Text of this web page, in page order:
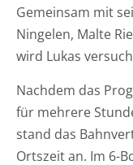
Gemeinsam mit
Ningelen, Malte
wird Lukas
Nachdem das
für mehrere
stand das
Ortszeit an. Im 6-